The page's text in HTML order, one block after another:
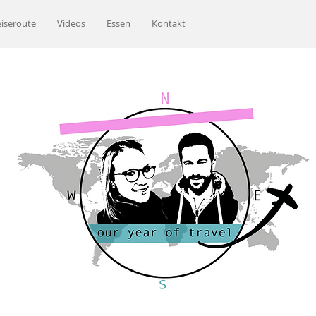
Videos Essen Kontakt